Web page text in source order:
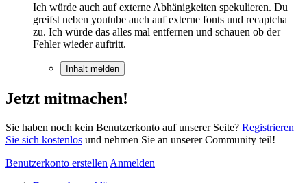
Ich würde auch auf externe Abhänigkeiten spekulieren. Du
greifst neben youtube auch auf externe fonts und recaptcha
zu. Ich würde das alles mal entfernen und schauen ob der
Fehler wieder auftritt.
Inhalt melden
Jetzt mitmachen!
Sie haben noch kein Benutzerkonto auf unserer Seite? Registrieren
Sie sich kostenlos und nehmen Sie an unserer Community teil!
Benutzerkonto erstellen Anmelden